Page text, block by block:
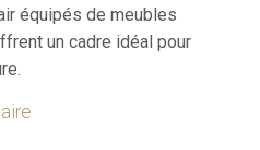
équipés de meubles
un cadre idéal pour